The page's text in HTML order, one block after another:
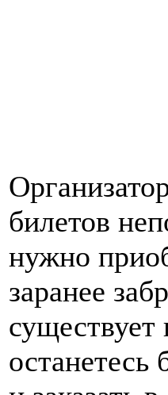
билетов
нужно
заранее
останетесь